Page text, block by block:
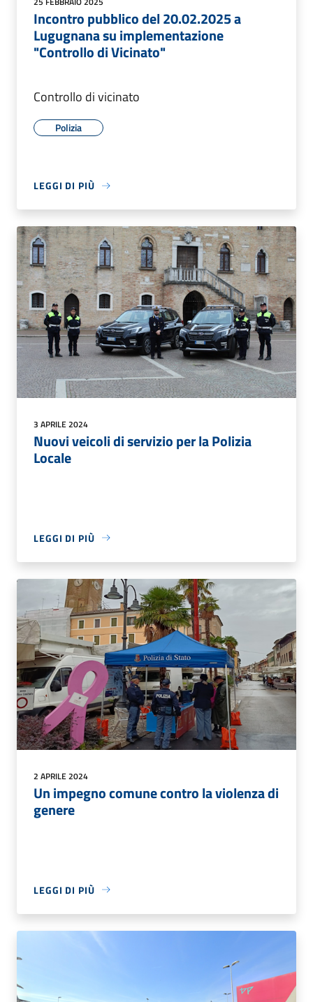
Incontro pubblico del 20.02.2025 a
Lugugnana su implementazione
"Controllo di Vicinato"
Controllo di vicinato
Polizia
LEGGI DI PIÙ
3 APRILE 2024
Nuovi veicoli di servizio per la Polizia
Locale
LEGGI DI PIÙ
2 APRILE 2024
Un impegno comune contro la violenza di
genere
LEGGI DI PIÙ